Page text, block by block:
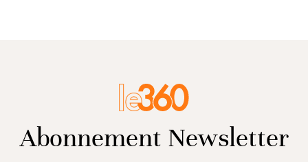
Abonnement Newsletter